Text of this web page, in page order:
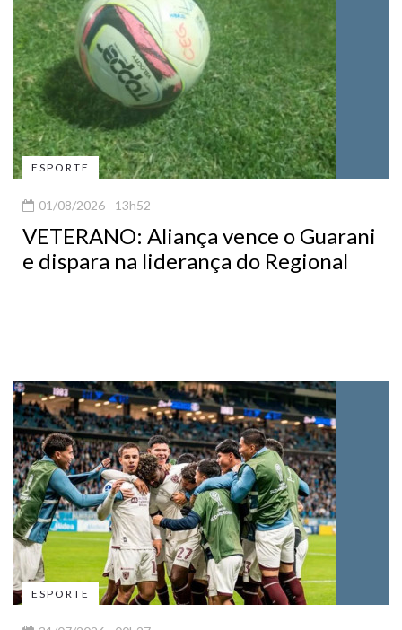
ESPORTE
01/08/2026 - 13h52
VETERANO: Aliança vence o Guarani
e dispara na liderança do Regional
ESPORTE